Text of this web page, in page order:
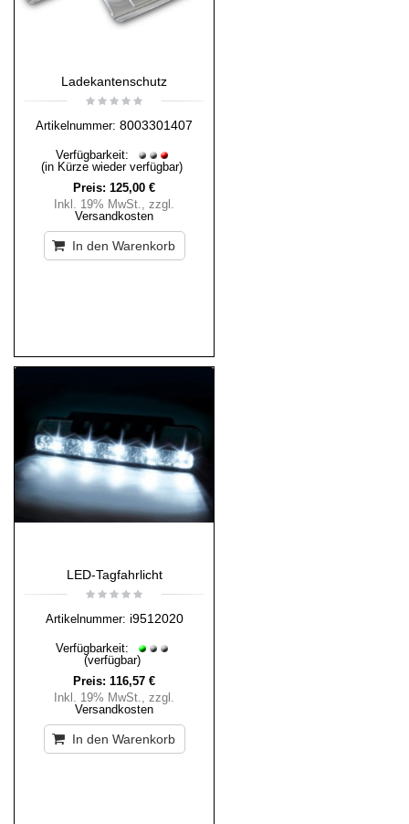
Ladekantenschutz
Artikelnummer: 8003301407
Verfügbarkeit:
(in Kürze wieder verfügbar)
Preis: 125,00 €
Inkl. 19% MwSt., zzgl.
Versandkosten
In den Warenkorb
LED-Tagfahrlicht
Artikelnummer: i9512020
Verfügbarkeit:
(verfügbar)
Preis: 116,57 €
Inkl. 19% MwSt., zzgl.
Versandkosten
In den Warenkorb